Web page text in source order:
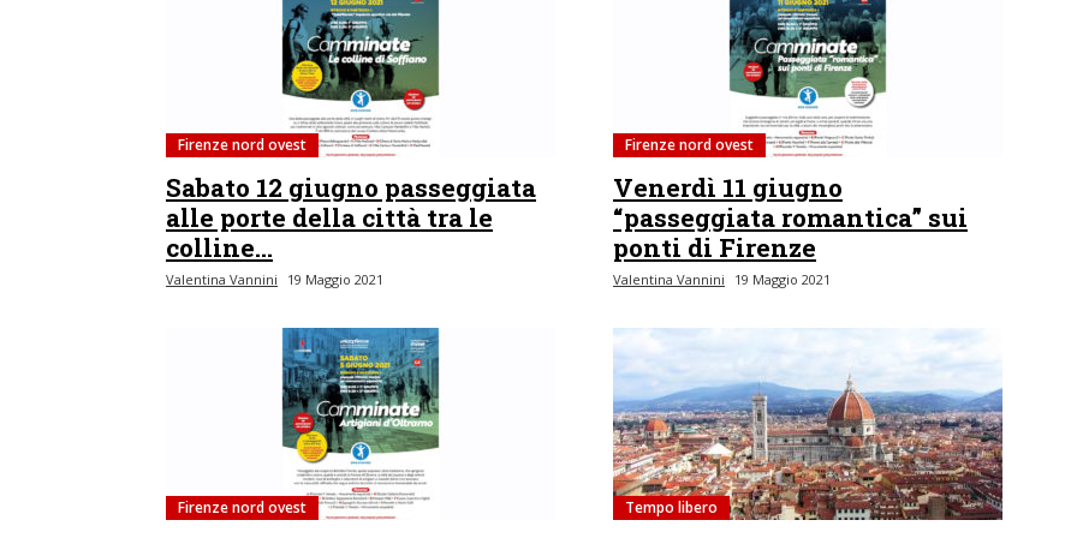
Firenze nord ovest
Sabato 12 giugno passeggiata
alle porte della città tra le
colline...
Valentina Vannini 19 Maggio 2021
Firenze nord ovest
Venerdì 11 giugno
“passeggiata romantica” sui
ponti di Firenze
Valentina Vannini 19 Maggio 2021
Firenze nord ovest Tempo libero